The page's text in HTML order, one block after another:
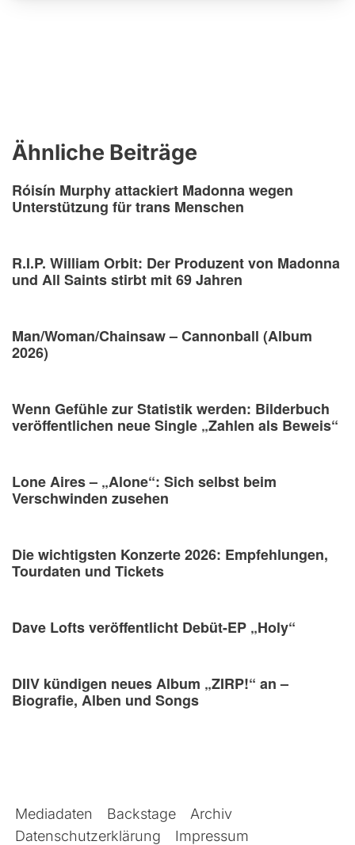
Ähnliche Beiträge
Róisín Murphy attackiert Madonna wegen
Unterstützung für trans Menschen
R.I.P. William Orbit: Der Produzent von Madonna
und All Saints stirbt mit 69 Jahren
Man/Woman/Chainsaw – Cannonball (Album
2026)
Wenn Gefühle zur Statistik werden: Bilderbuch
veröffentlichen neue Single „Zahlen als Beweis“
Lone Aires – „Alone“: Sich selbst beim
Verschwinden zusehen
Die wichtigsten Konzerte 2026: Empfehlungen,
Tourdaten und Tickets
Dave Lofts veröffentlicht Debüt-EP „Holy“
DIIV kündigen neues Album „ZIRP!“ an –
Biografie, Alben und Songs
Mediadaten Backstage
Archiv
Datenschutzerklärung
Impressum